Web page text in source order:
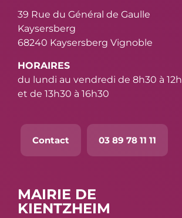
39 Rue du Général de Gaulle
Kaysersberg
68240 Kaysersberg Vignoble
HORAIRES
du lundi au vendredi de 8h30 à 12h
et de 13h30 à 16h30
Contact 03 89 78 11 11
MAIRIE DE
KIENTZHEIM